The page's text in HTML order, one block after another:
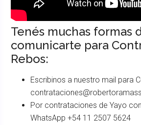
Tenés muchas formas
comunicarte para
Rebos:
Escribinos a nuestro mail para
Por contrataciones de Yayo
WhatsApp +54 11 2507 5624